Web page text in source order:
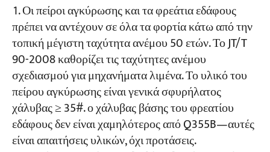
Οι πείροι αγκύρωσης και τα φρεάτια εδάφους
πρέπει να αντέχουν σε όλα τα φορτία κάτω από την
τοπική μέγιστη ταχύτητα ανέμου 50 ετών. Το JT/T
90-2008 καθορίζει τις ταχύτητες ανέμου
σχεδιασμού για μηχανήματα λιμένα. Το υλικό του
πείρου αγκύρωσης είναι γενικά σφυρήλατος
χάλυβας ≥ 35#. ο χάλυβας βάσης του φρεατίου
εδάφους δεν είναι χαμηλότερος από Q355B—αυτές
είναι απαιτήσεις υλικών, όχι προτάσεις.